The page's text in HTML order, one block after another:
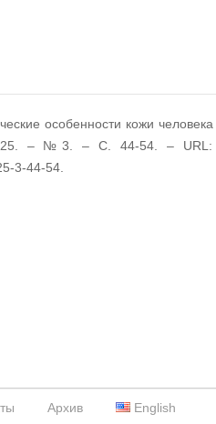
особенности кожи человека
– №3. – С. 44-54. – URL:
3-44-54.
Архив English